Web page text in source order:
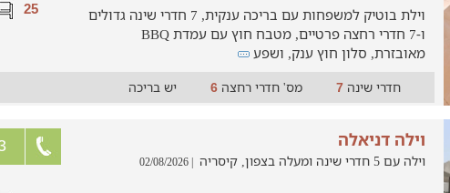
25
וילת בוטיק למשפחות עם בריכה ענקית, 7 חדרי שינה גדולים
ו-7 חדרי רחצה פרטיים, מטבח חוץ עם עמדת BBQ
מאובזרת, סלון חוץ ענק, ושפע
חדרי שינה7 מס' חדרי רחצה6 יש בריכה
וילה דניאלה
וילה עם 5 חדרי שינה ומעלה בצפון, קיסריה | 02/08/2026